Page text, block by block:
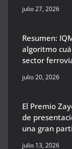
julio 27, 2026
Resumen:
algoritmo
sector
julio 20, 2026
El Premio
de
una gran
julio 13, 2026